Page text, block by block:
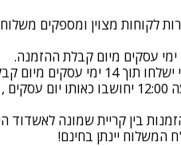
מיום קבלת ההזמנה
הבא
בין קריית שמונה לאשדוד היא 85